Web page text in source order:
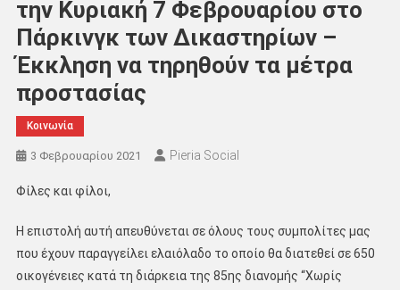
την Κυριακή 7 Φεβρουαρίου στο
Πάρκινγκ των Δικαστηρίων –
Έκκληση να τηρηθούν τα μέτρα
προστασίας
Κοινωνία
3 Φεβρουαρίου 2021 Pieria Social
Φίλες και φίλοι,
Η επιστολή αυτή απευθύνεται σε όλους τους συμπολίτες μας
που έχουν παραγγείλει ελαιόλαδο το οποίο θα διατεθεί σε 650
οικογένειες κατά τη διάρκεια της 85ης διανομής “Χωρίς